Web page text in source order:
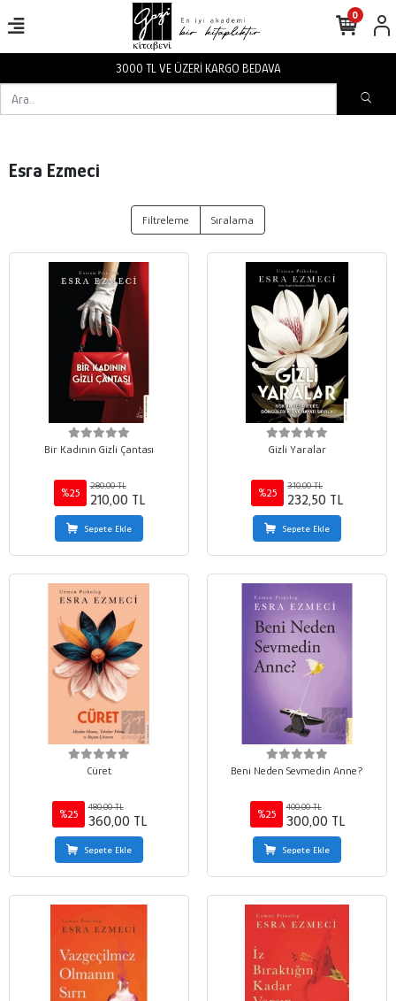
3000 TL VE ÜZERİ KARGO BEDAVA
0
Esra Ezmeci
Filtreleme Sıralama
Bir Kadının Gizli Çantası
%25
280,00 TL
210,00 TL
Sepete Ekle
Gizli Yaralar
%25
310,00 TL
232,50 TL
Sepete Ekle
Cüret
%25
480,00 TL
360,00 TL
Sepete Ekle
Beni Neden Sevmedin Anne?
%25
400,00 TL
300,00 TL
Sepete Ekle